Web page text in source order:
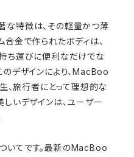
な特徴は、その軽量かつ薄
合金で作られたボディは、
ち運びに便利なだけでな
のデザインにより、MacBoo
、旅行者にとって理想的な
しいデザインは、ユーザー
いてです。最新のMacBoo